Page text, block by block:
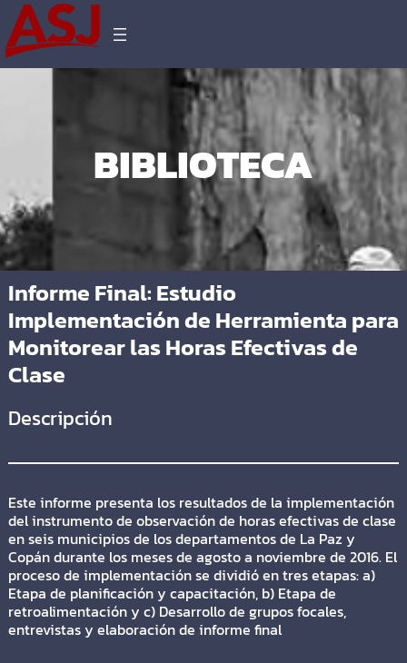
BIBLIOTECA
Informe Final: Estudio
Implementación de Herramienta para
Monitorear las Horas Efectivas de
Clase
Descripción
Este informe presenta los resultados de la implementación
del instrumento de observación de horas efectivas de clase
en seis municipios de los departamentos de La Paz y
Copán durante los meses de agosto a noviembre de 2016. El
proceso de implementación se dividió en tres etapas: a)
Etapa de planificación y capacitación, b) Etapa de
retroalimentación y c) Desarrollo de grupos focales,
entrevistas y elaboración de informe final